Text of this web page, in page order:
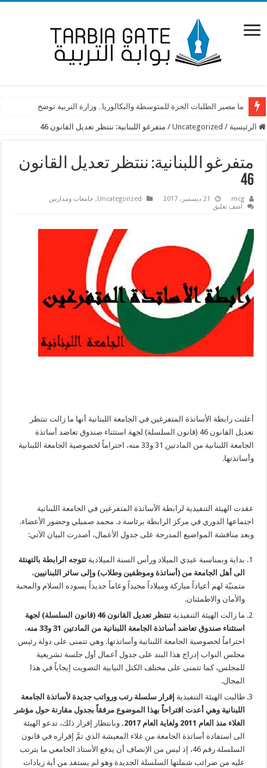
ما مصير الطلبات الحرة للمتوسطة والبكالوريا.. وزارة التربية توضح
الرئيسية /
Uncategorized
/ متفرغو اللبنانية: ننتظر تعديل القانون 46
متفرغو اللبنانية: ننتظر تعديل القانون
46
mcg 21 ديسمبر، 2017 Uncategorized
, جامعات ومدارس
اضف تعليق
أعلنت رابطة الأساتذة المتفرغين في الجامعة اللبنانية أنها ما زالت تنتظر
تعديل القانون 46 (قانون السلسلة) لجهة استثناء صندوق تعاضد أساتذة
الجامعة اللبنانية من المادتين 31 و33 منه، احتراماً لخصوصية الجامعة اللبنانية
وأساتذتها.
عقدت الهيئة التنفيذية لرابطة الأساتذة المتفرغين في الجامعة اللبنانية
اجتماعها الدوري في مركز الرابطة برئاسة د. محمد صميلي وحضور الأعضاء.
وبعد مناقشة المواضيع المدرجة على جدول الأعمال، أصدرت البيان الآتي:
بداية وبمناسبة عيدي الميلاد ورأس السنة الميلاديةتتوجه الرابطة بالتهنئة
الى أهل الجامعة من (أساتذة وموظفين وطلاب) وإلى سائر اللبنانيين،
متمنيّة لهم أعياداً مباركة وميلاداً مجيداً وعاماً جديداً يسوده السلام والمحبة
والأمان والاطمئنان.
ما زالت الهيئة التنفيذية
تنتظر تعديل القانون 46 (قانون السلسلة) لجهة
استثناء صندوق تعاضد أساتذة الجامعة اللبنانية من المادتين 31 و33 منه
،
احتراماً لخصوصية الجامعة اللبنانية وأساتذتها. وهي تتمنى على دولة رئيس
مجلس النواب إدراج هذا البند على جدول أعمال أول جلسة تشريعية
للمجلس، كما تتمنى على مختلف الكتل النيابية التصويت إيجاباً في هذا
المجال.
طالبت الهيئة التنفيذية إقرار سلسلة رتب ورواتب جديدة لأساتذة الجامعة
اللبنانية وهي أعدت اقتراحاً بهذا الموضوع مرفقاً بجدول مقارنة حول مؤشر
الغلاء منذ العام 2011 ولغاية العام 2017.
وبانتظار إقرار ذلك، تدعو الهيئة
الى استفادة أساتذة الجامعة من غلاء المعيشة الذي تمَّ إقراره في قانون
السلسلة رقم 46، إذ ليس من الإنصاف أن يدفع الأستاذ الجامعي ما يترتب
عليه من ضرائب شملتها السلسلة الجديدة وهو لم يستفد من أية زيادات